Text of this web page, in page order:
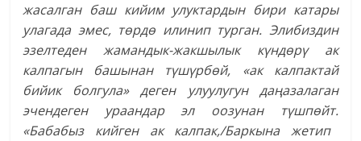
жасалган баш кийим улуктардын бири катары
улагада эмес, төрдө илинип турган. Элибиздин
эзелтеден жамандык-жакшылык күндөрү ак
калпагын башынан түшүрбөй, «ак калпактай
бийик болгула» деген улуулугун даңазалаган
эчендеген ураандар эл оозунан түшпөйт.
«Бабабыз кийген ак калпак,/Баркына жетип